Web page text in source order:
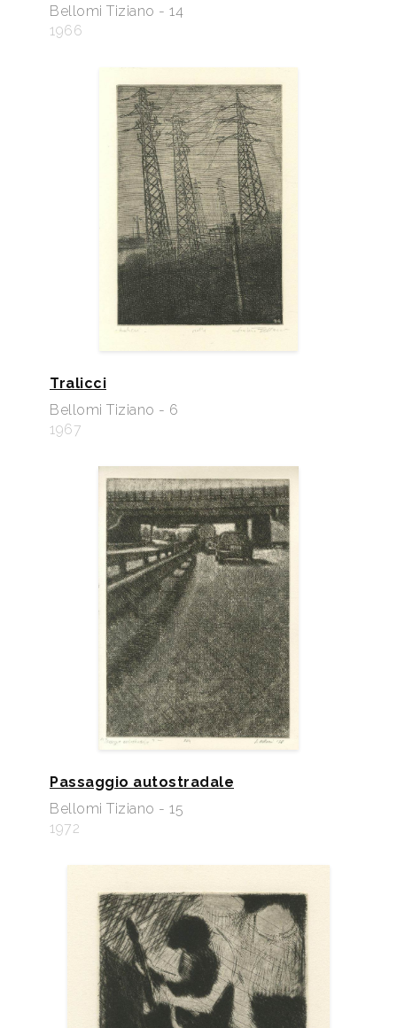
Bellomi Tiziano - 14
1966
Tralicci
Bellomi Tiziano - 6
1967
Passaggio autostradale
Bellomi Tiziano - 15
1972